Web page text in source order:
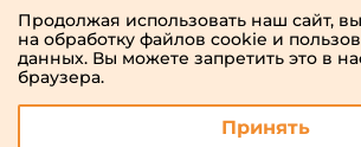
Продолжая использовать наш сайт,
на обработку файлов cookie и
данных. Вы можете запретить это в
браузера.
Принять